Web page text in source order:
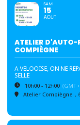
SAM
15
AOUT
ATELIER D'AUTO-
COMPIÈGNE
A VELOOISE, ON NE
SELLE
10h00 - 12h00
Atelier Compiègne ,